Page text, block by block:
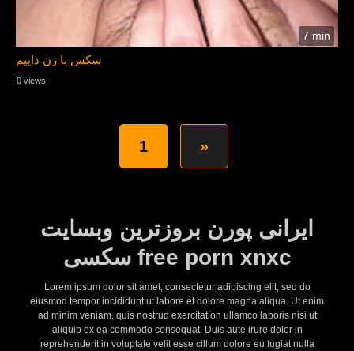
7 min
سکس با زن داییم
0 views
1 »
ایرانی پورن بروزترین وبسایت
سکسی free porn xnxc
Lorem ipsum dolor sit amet, consectetur adipiscing elit, sed do
eiusmod tempor incididunt ut labore et dolore magna aliqua. Ut enim
ad minim veniam, quis nostrud exercitation ullamco laboris nisi ut
aliquip ex ea commodo consequat. Duis aute irure dolor in
reprehenderit in voluptate velit esse cillum dolore eu fugiat nulla